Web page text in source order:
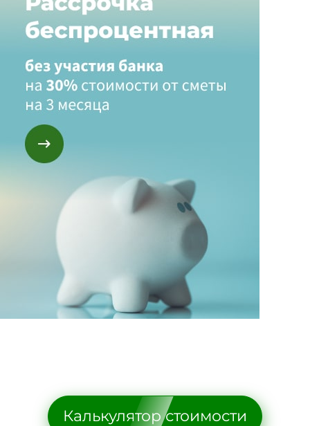
Калькулятор стоимости